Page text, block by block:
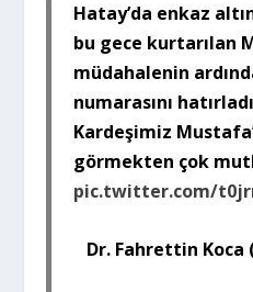
Hatay’da enkaz
bu gece kurtarılan
müdahalenin
numarasını
Kardeşimiz
görmekten çok
pic.twitter.com/